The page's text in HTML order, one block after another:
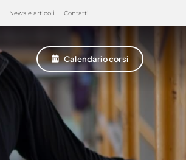
News e articoli Contatti
Calendario corsi